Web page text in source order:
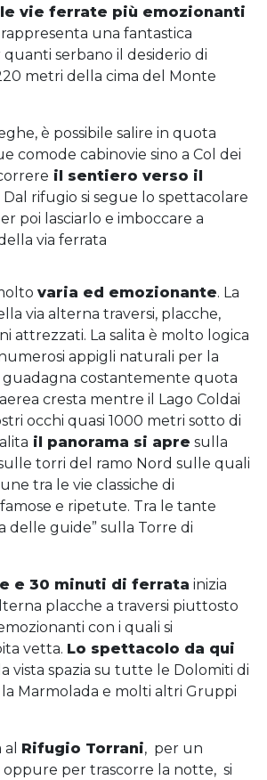
vie ferrate più emozionanti
una fantastica
serbano il desiderio di
metri della cima del Monte
è possibile salire in quota
comode cabinovie sino a Col dei
il sentiero verso il
Dal rifugio si segue lo spettacolare
poi lasciarlo e imboccare a
via ferrata
varia ed emozionante. La
via alterna traversi, placche,
attrezzati. La salita è molto logica
appigli naturali per la
guadagna costantemente quota
cresta mentre il Lago Coldai
occhi quasi 1000 metri sotto di
il panorama si apre sulla
torri del ramo Nord sulle quali
tra le vie classiche di
e ripetute. Tra le tante
delle guide” sulla Torre di
e 30 minuti di ferrata inizia
placche a traversi piuttosto
con i quali si
vetta. Lo spettacolo da qui
vista spazia su tutte le Dolomiti di
la Marmolada e molti altri Gruppi
Rifugio Torrani, per un
per trascorre la notte, si